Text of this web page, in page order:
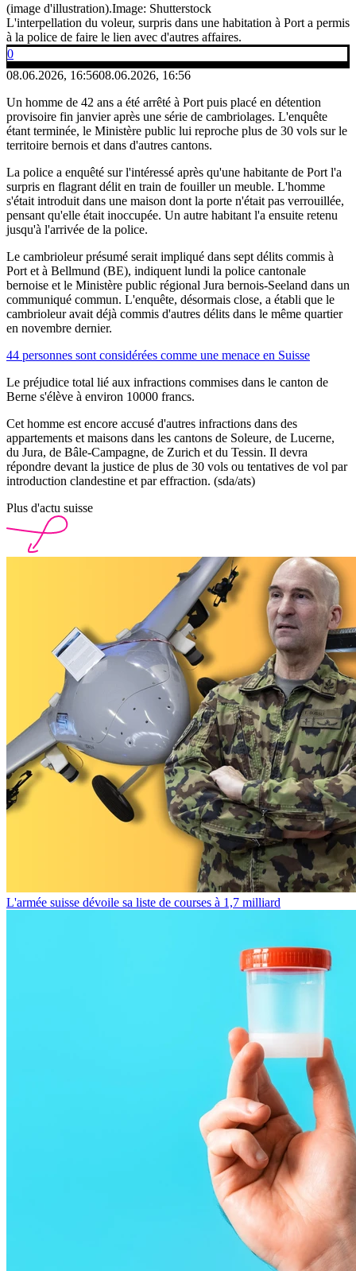
(image d'illustration).Image: Shutterstock
L'interpellation du voleur, surpris dans une habitation à Port a permis
à la police de faire le lien avec d'autres affaires.
0
08.06.2026, 16:5608.06.2026, 16:56
Un homme de 42 ans a été arrêté à Port puis placé en détention
provisoire fin janvier après une série de cambriolages. L'enquête
étant terminée, le Ministère public lui reproche plus de 30 vols sur le
territoire bernois et dans d'autres cantons.
La police a enquêté sur l'intéressé après qu'une habitante de Port l'a
surpris en flagrant délit en train de fouiller un meuble. L'homme
s'était introduit dans une maison dont la porte n'était pas verrouillée,
pensant qu'elle était inoccupée. Un autre habitant l'a ensuite retenu
jusqu'à l'arrivée de la police.
Le cambrioleur présumé serait impliqué dans sept délits commis à
Port et à Bellmund (BE), indiquent lundi la police cantonale
bernoise et le Ministère public régional Jura bernois-Seeland dans un
communiqué commun. L'enquête, désormais close, a établi que le
cambrioleur avait déjà commis d'autres délits dans le même quartier
en novembre dernier.
44 personnes sont considérées comme une menace en Suisse
Le préjudice total lié aux infractions commises dans le canton de
Berne s'élève à environ 10000 francs.
Cet homme est encore accusé d'autres infractions dans des
appartements et maisons dans les cantons de Soleure, de Lucerne,
du Jura, de Bâle-Campagne, de Zurich et du Tessin. Il devra
répondre devant la justice de plus de 30 vols ou tentatives de vol par
introduction clandestine et par effraction. (sda/ats)
Plus d'actu suisse
L'armée suisse dévoile sa liste de courses à 1,7 milliard